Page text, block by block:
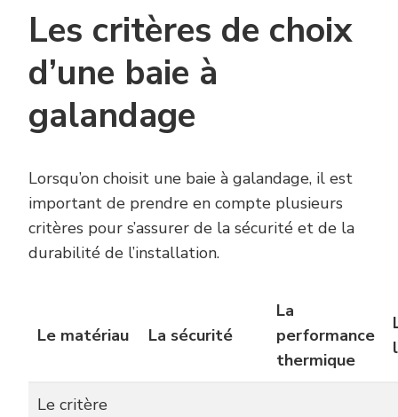
Les critères de choix
d’une baie à
galandage
Lorsqu’on choisit une baie à galandage, il est
important de prendre en compte plusieurs
critères pour s’assurer de la sécurité et de la
durabilité de l’installation.
Le matériau La sécurité
La
performance
thermique
Le critère